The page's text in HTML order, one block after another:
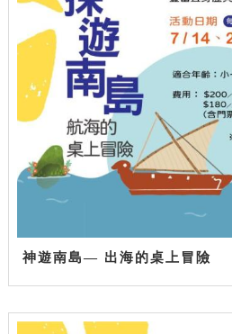
神遊南島— 出海的桌上冒險